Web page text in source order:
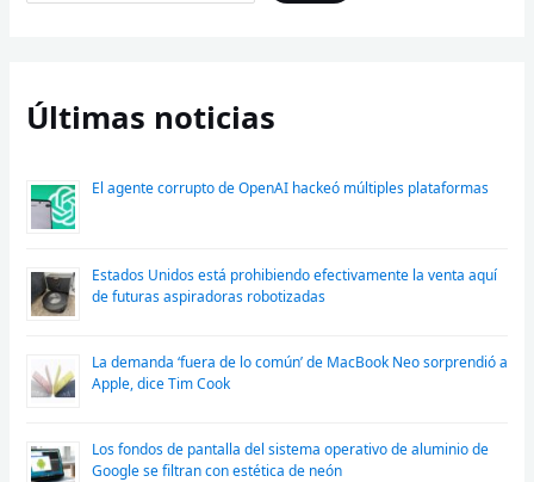
Últimas noticias
El agente corrupto de OpenAI hackeó múltiples plataformas
Estados Unidos está prohibiendo efectivamente la venta aquí
de futuras aspiradoras robotizadas
La demanda ‘fuera de lo común’ de MacBook Neo sorprendió a
Apple, dice Tim Cook
Los fondos de pantalla del sistema operativo de aluminio de
Google se filtran con estética de neón